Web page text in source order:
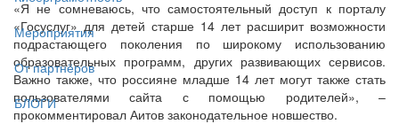
Мероприятия
От партнёров
БЛОГИ
«Я не сомневаюсь, что самостоятельный доступ к порталу
«Госуслуг» для детей старше 14 лет расширит возможности
подрастающего поколения по широкому использованию
образовательных программ, других развивающих сервисов.
Важно также, что россияне младше 14 лет могут также стать
пользователями сайта с помощью родителей», –
прокомментировал Аитов законодательное новшество.